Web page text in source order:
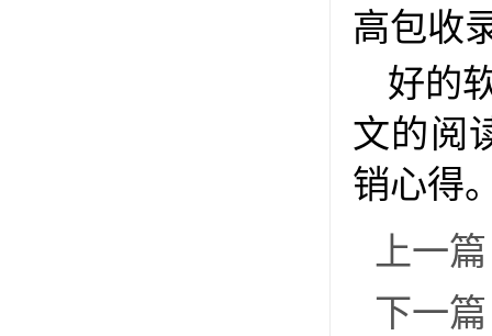
高包收
好的
文的阅
销心得
上一
下一